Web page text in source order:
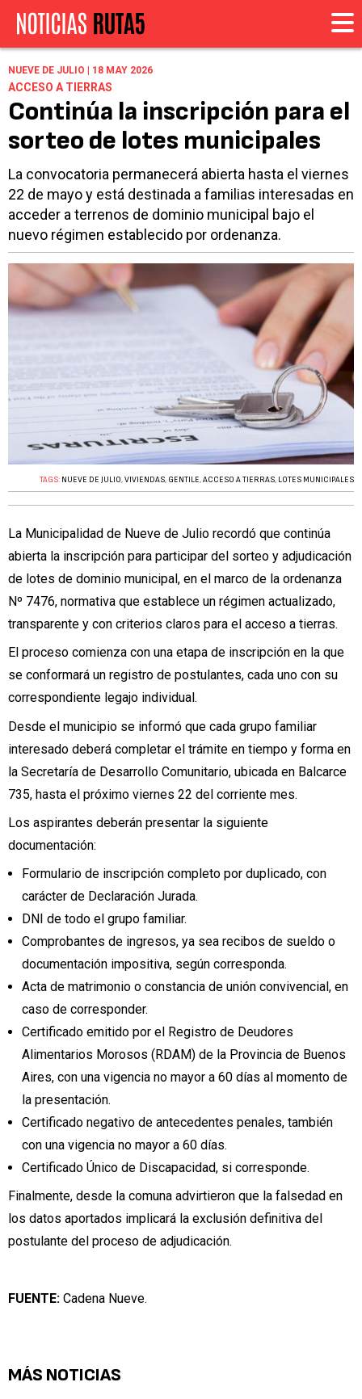
NUEVE DE JULIO | 18 MAY 2026
ACCESO A TIERRAS
Continúa la inscripción para el
sorteo de lotes municipales
La convocatoria permanecerá abierta hasta el viernes
22 de mayo y está destinada a familias interesadas en
acceder a terrenos de dominio municipal bajo el
nuevo régimen establecido por ordenanza.
TAGS: NUEVE DE JULIO,VIVIENDAS, GENTILE,ACCESO A TIERRAS, LOTES MUNICIPALES
La Municipalidad de Nueve de Julio recordó que continúa
abierta la inscripción para participar del sorteo y adjudicación
de lotes de dominio municipal, en el marco de la ordenanza
Nº 7476, normativa que establece un régimen actualizado,
transparente y con criterios claros para el acceso a tierras.
El proceso comienza con una etapa de inscripción en la que
se conformará un registro de postulantes, cada uno con su
correspondiente legajo individual.
Desde el municipio se informó que cada grupo familiar
interesado deberá completar el trámite en tiempo y forma en
la Secretaría de Desarrollo Comunitario, ubicada en Balcarce
735, hasta el próximo viernes 22 del corriente mes.
Los aspirantes deberán presentar la siguiente
documentación:
Formulario de inscripción completo por duplicado, con
carácter de Declaración Jurada.
DNI de todo el grupo familiar.
Comprobantes de ingresos, ya sea recibos de sueldo o
documentación impositiva, según corresponda.
Acta de matrimonio o constancia de unión convivencial, en
caso de corresponder.
Certificado emitido por el Registro de Deudores
Alimentarios Morosos (RDAM) de la Provincia de Buenos
Aires, con una vigencia no mayor a 60 días al momento de
la presentación.
Certificado negativo de antecedentes penales, también
con una vigencia no mayor a 60 días.
Certificado Único de Discapacidad, si corresponde.
Finalmente, desde la comuna advirtieron que la falsedad en
los datos aportados implicará la exclusión definitiva del
postulante del proceso de adjudicación.
FUENTE: Cadena Nueve.
MÁS NOTICIAS